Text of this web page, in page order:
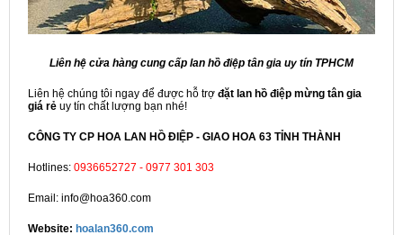
Liên hệ cửa hàng cung cấp lan hồ điệp tân gia uy tín TPHCM
Liên hệ chúng tôi ngay để được hỗ trợ đặt lan hồ điệp mừng tân gia
giá rẻ uy tín chất lượng bạn nhé!
CÔNG TY CP HOA LAN HỒ ĐIỆP - GIAO HOA 63 TỈNH THÀNH
Hotlines: 0936652727 - 0977 301 303
Email: info@hoa360.com
Website: hoalan360.com